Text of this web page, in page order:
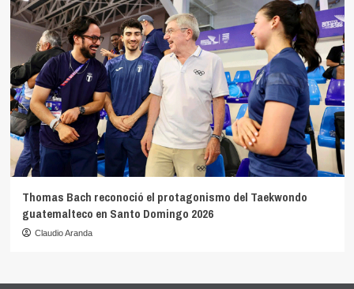
Thomas Bach reconoció el protagonismo del Taekwondo
guatemalteco en Santo Domingo 2026
Claudio Aranda